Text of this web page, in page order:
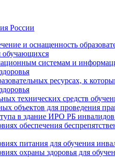
России
и оснащенность
обучающихся
системам и
ресурсах, к
технических средств
объектов для проведения
в здание ИРО РБ
обеспечения
питания для обучения
охраны здоровья для